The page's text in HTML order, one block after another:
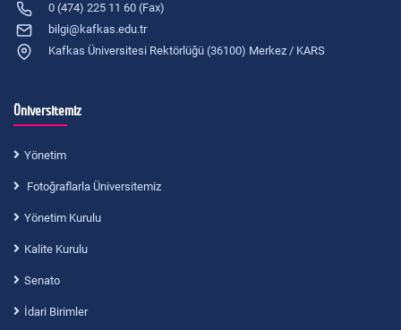
0 (474) 225 11 60 (Fax)
bilgi@kafkas.edu.tr
Kafkas Üniversitesi Rektörlüğü (36100) Merkez / KARS
Üniversitemiz
Yönetim
Fotoğraflarla Üniversitemiz
Yönetim Kurulu
Kalite Kurulu
Senato
İdari Birimler